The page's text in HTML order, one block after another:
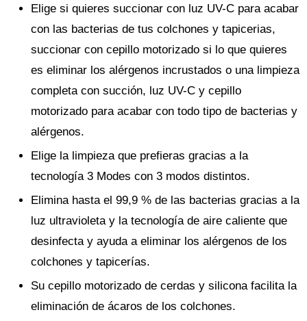
Elige si quieres succionar con luz UV-C para acabar
con las bacterias de tus colchones y tapicerias,
succionar con cepillo motorizado si lo que quieres
es eliminar los alérgenos incrustados o una limpieza
completa con succión, luz UV-C y cepillo
motorizado para acabar con todo tipo de bacterias y
alérgenos.
Elige la limpieza que prefieras gracias a la
tecnología 3 Modes con 3 modos distintos.
Elimina hasta el 99,9 % de las bacterias gracias a la
luz ultravioleta y la tecnología de aire caliente que
desinfecta y ayuda a eliminar los alérgenos de los
colchones y tapicerías.
Su cepillo motorizado de cerdas y silicona facilita la
eliminación de ácaros de los colchones.